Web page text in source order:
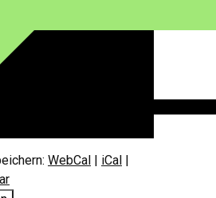
WebCal | iCal |